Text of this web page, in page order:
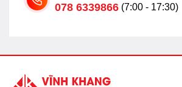
078 6339866 (7:00 - 17:30)